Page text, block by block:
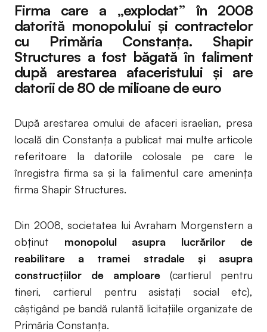
Firma care a „explodat” în 2008
datorită monopolului și contractelor
cu Primăria Constanța. Shapir
Structures a fost băgată în faliment
după arestarea afaceristului și are
datorii de 80 de milioane de euro
După arestarea omului de afaceri israelian, presa
locală din Constanța a publicat mai multe articole
referitoare la datoriile colosale pe care le
înregistra firma sa și la falimentul care amenința
firma Shapir Structures.
Din 2008, societatea lui Avraham Morgenstern a
obținut monopolul asupra lucrărilor de
reabilitare a tramei stradale și asupra
construcțiilor de amploare (cartierul pentru
tineri, cartierul pentru asistați social etc),
câștigând pe bandă rulantă licitațiile organizate de
Primăria Constanța.